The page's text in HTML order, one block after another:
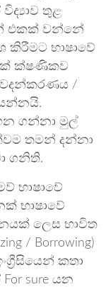
තුළ
එකක් වන්නේ
කිරීමට භාෂාවේ
ක්ෂණිකව
/
යන්නයි.
ගන්නා මුල්
තමන් දන්නා
ගනිති.
භාෂාවේ
භාෂාවේ
ලෙස භාවිත
/ Borrowing)
කතා
sure යන